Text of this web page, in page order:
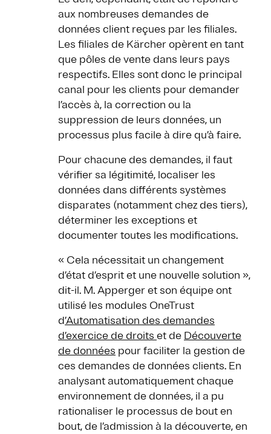
aux nombreuses demandes de
données client reçues par les filiales.
Les filiales de Kärcher opèrent en tant
que pôles de vente dans leurs pays
respectifs. Elles sont donc le principal
canal pour les clients pour demander
l’accès à, la correction ou la
suppression de leurs données, un
processus plus facile à dire qu’à faire.
Pour chacune des demandes, il faut
vérifier sa légitimité, localiser les
données dans différents systèmes
disparates (notamment chez des tiers),
déterminer les exceptions et
documenter toutes les modifications.
« Cela nécessitait un changement
d’état d’esprit et une nouvelle solution »,
dit-il. M. Apperger et son équipe ont
utilisé les modules OneTrust
d’Automatisation des demandes
d’exercice de droits et de Découverte
de données pour faciliter la gestion de
ces demandes de données clients. En
analysant automatiquement chaque
environnement de données, il a pu
rationaliser le processus de bout en
bout, de l’admission à la découverte, en